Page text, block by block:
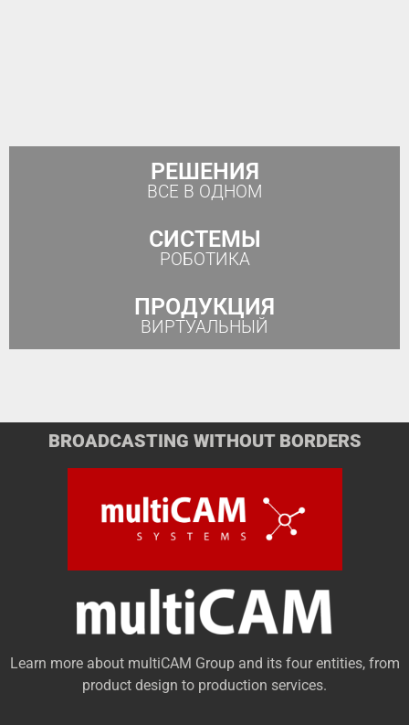
РЕШЕНИЯ
ВСЕ В ОДНОМ
СИСТЕМЫ
РОБОТИКА
ПРОДУКЦИЯ
ВИРТУАЛЬНЫЙ
BROADCASTING WITHOUT BORDERS
Learn more about multiCAM Group and its four entities, from
product design to production services.